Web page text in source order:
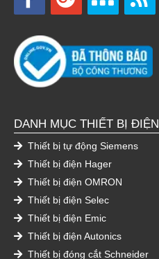
DANH MỤC THIẾT BỊ ĐIỆN
Thiết bị tự động Siemens
Thiết bị điện Hager
Thiết bị điện OMRON
Thiết bị điện Selec
Thiết bị điện Emic
Thiết bị điện Autonics
Thiết bị đóng cắt Schneider